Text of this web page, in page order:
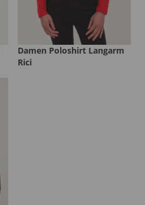
Damen Poloshirt Langarm
Rici